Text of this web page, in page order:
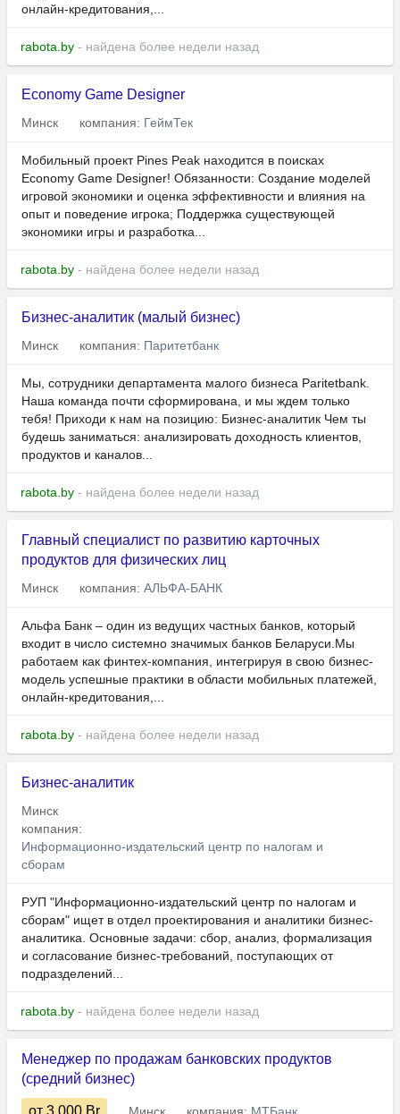
онлайн-кредитования,...
rabota.by - найдена более недели назад
Economy Game Designer
Минск компания: ГеймТек
Мобильный проект Pines Peak находится в поисках
Economy Game Designer! Обязанности: Создание моделей
игровой экономики и оценка эффективности и влияния на
опыт и поведение игрока; Поддержка существующей
экономики игры и разработка...
rabota.by - найдена более недели назад
Бизнес-аналитик (малый бизнес)
Минск компания: Паритетбанк
Мы, сотрудники департамента малого бизнеса Paritetbank.
Наша команда почти сформирована, и мы ждем только
тебя! Приходи к нам на позицию: Бизнес-аналитик Чем ты
будешь заниматься: анализировать доходность клиентов,
продуктов и каналов...
rabota.by - найдена более недели назад
Главный специалист по развитию карточных
продуктов для физических лиц
Минск компания: АЛЬФА-БАНК
Альфа Банк – один из ведущих частных банков, который
входит в число системно значимых банков Беларуси.Мы
работаем как финтех-компания, интегрируя в свою бизнес-
модель успешные практики в области мобильных платежей,
онлайн-кредитования,...
rabota.by - найдена более недели назад
Бизнес-аналитик
Минск
компания:
Информационно-издательский центр по налогам и
сборам
РУП "Информационно-издательский центр по налогам и
сборам" ищет в отдел проектирования и аналитики бизнес-
аналитика. Основные задачи: сбор, анализ, формализация
и согласование бизнес-требований, поступающих от
подразделений...
rabota.by - найдена более недели назад
Менеджер по продажам банковских продуктов
(средний бизнес)